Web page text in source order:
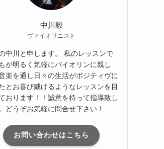
中川毅
ヴァイオリニスト
中川と申します。 私のレッスンで
が明るく気軽にバイオリンに親し
楽を通し日々の生活がポジティヴに
とお喜び戴けるようなレッスンを目
おります！！誠意を持って指導致し
どうぞお気軽に問合せ下さい！
お問い合わせはこちら